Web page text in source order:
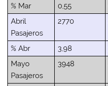
% Mar 0,55
Abril
Pasajeros
2770
% Abr 3,98
Mayo
Pasajeros
3948